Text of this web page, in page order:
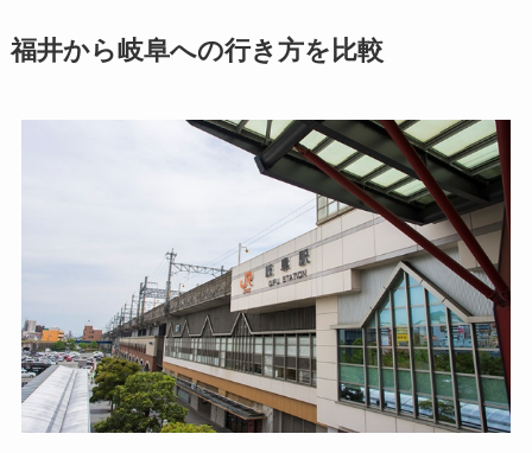
福井から岐阜への行き方を比較